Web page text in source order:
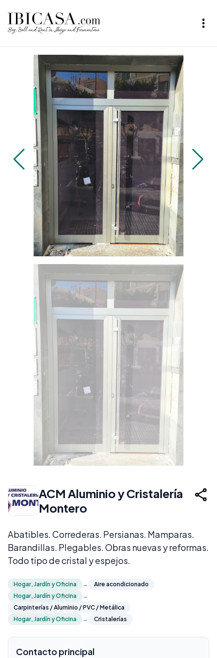
ACM Aluminio y Cristalería
Montero
Abatibles. Correderas. Persianas. Mamparas.
Barandillas. Plegables. Obras nuevas y reformas.
Todo tipo de cristal y espejos.
Hogar, Jardín y Oficina →
Aire acondicionado
Hogar, Jardín y Oficina
→
Carpinterías / Aluminio / PVC / Metálica
Hogar, Jardín y Oficina
→ Cristalerías
Contacto principal